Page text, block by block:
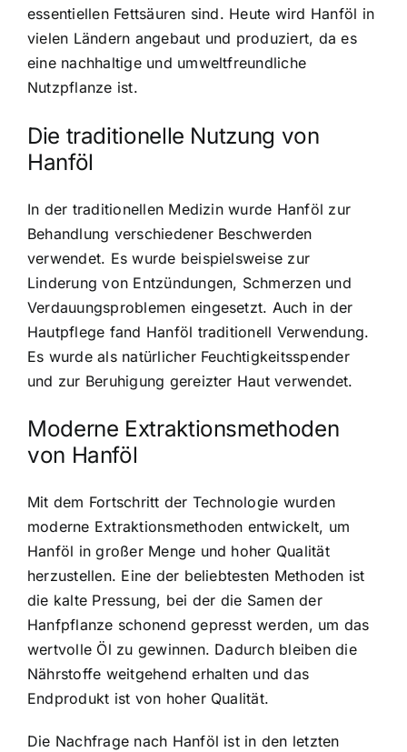
essentiellen Fettsäuren sind. Heute wird Hanföl in
vielen Ländern angebaut und produziert, da es
eine nachhaltige und umweltfreundliche
Nutzpflanze ist.
Die traditionelle Nutzung von
Hanföl
In der traditionellen Medizin wurde Hanföl zur
Behandlung verschiedener Beschwerden
verwendet. Es wurde beispielsweise zur
Linderung von Entzündungen, Schmerzen und
Verdauungsproblemen eingesetzt. Auch in der
Hautpflege fand Hanföl traditionell Verwendung.
Es wurde als natürlicher Feuchtigkeitsspender
und zur Beruhigung gereizter Haut verwendet.
Moderne Extraktionsmethoden
von Hanföl
Mit dem Fortschritt der Technologie wurden
moderne Extraktionsmethoden entwickelt, um
Hanföl in großer Menge und hoher Qualität
herzustellen. Eine der beliebtesten Methoden ist
die kalte Pressung, bei der die Samen der
Hanfpflanze schonend gepresst werden, um das
wertvolle Öl zu gewinnen. Dadurch bleiben die
Nährstoffe weitgehend erhalten und das
Endprodukt ist von hoher Qualität.
Die Nachfrage nach Hanföl ist in den letzten